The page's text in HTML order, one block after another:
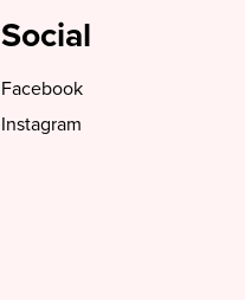
Social
Facebook
Instagram